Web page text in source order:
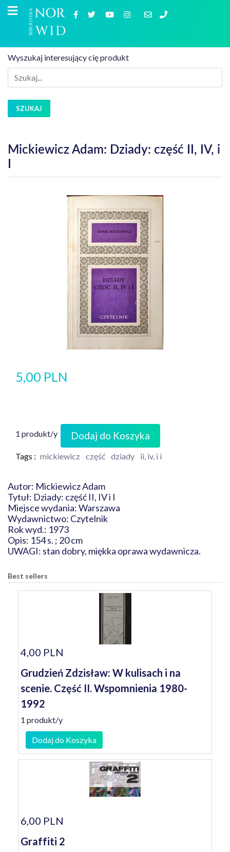
Wyszukaj interesujący cię produkt
SZUKAJ
Mickiewicz Adam: Dziady: część II, IV, i
5,00 PLN
1 produkt/y Dodaj do Koszyka
Tags : mickiewicz część dziady ii, iv, i i
Autor: Mickiewicz Adam
Tytuł: Dziady: część II, IV i I
Miejsce wydania: Warszawa
Wydawnictwo: Czytelnik
Rok wyd.: 1973
Opis: 154 s. ; 20 cm
UWAGI: stan dobry, miękka oprawa wydawnicza.
Best sellers
4,00 PLN
Grudzień Zdzisław: W kulisach i na
scenie. Część II. Wspomnienia 1980-
1992
1 produkt/y
Dodaj do Koszyka
6,00 PLN
Graffiti 2